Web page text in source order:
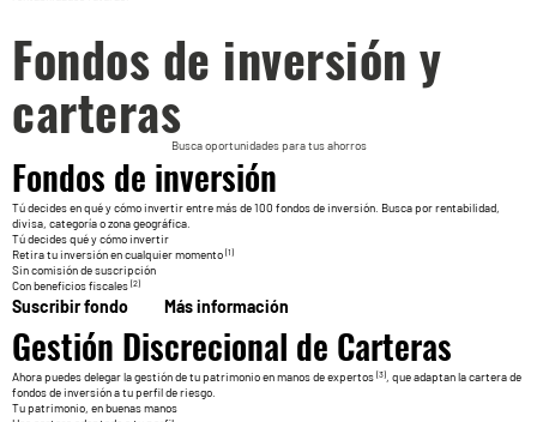
Fondos de inversión y
carterasBusca oportunidades para tus ahorros
Fondos de inversión
Tú decides en qué y cómo invertir entre más de 100 fondos de inversión. Busca por rentabilidad,
divisa, categoría o zona geográfica.
Tú decides qué y cómo invertir
Retira tu inversión en cualquier momento (1)
Sin comisión de suscripción
Con beneficios fiscales (2)
Suscribir fondo Más información
Gestión Discrecional de Carteras
Ahora puedes delegar la gestión de tu patrimonio en manos de expertos (3), que adaptan la cartera de
fondos de inversión a tu perfil de riesgo.
Tu patrimonio, en buenas manos